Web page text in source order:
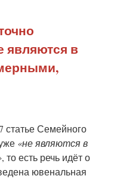
в
статье Семейного
«не являются в
, то есть речь идёт о
ювенальная